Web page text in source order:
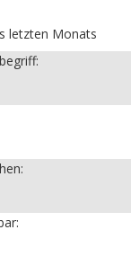
letzten Monats